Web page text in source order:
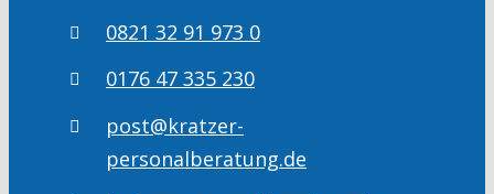
0821 32 91 973 0
0176 47 335 230
post@kratzer-
personalberatung.de